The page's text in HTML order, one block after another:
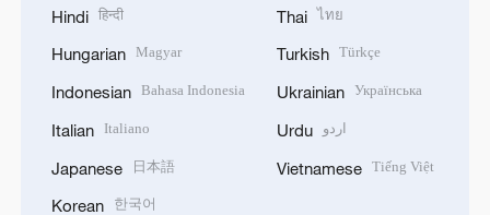
Hindi हिन्दी
Hungarian Magyar
Indonesian Bahasa Indonesia
Italian Italiano
Japanese 日本語
Korean 한국어
Thai ไทย
Turkish Türkçe
Ukrainian Українська
Urdu اردو
Vietnamese Tiếng Việt